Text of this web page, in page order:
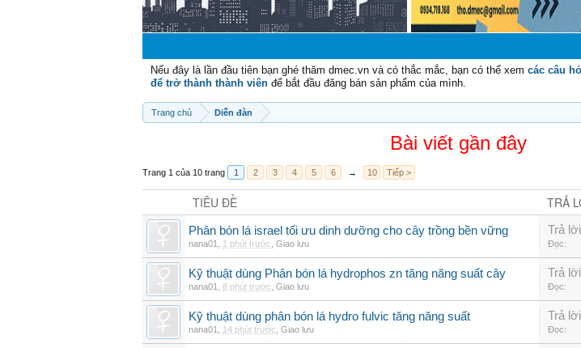
Chào
Nếu đây là lần đầu tiên bạn ghé thăm dmec.vn và có thắc mắc, bạn có thể xem các câu
để trở thành thành viên để bắt đầu đăng bán sản phẩm của mình.
Trang chủ Diễn đàn
Bài viết gần đây
Trang 1 của 10 trang 1 2 3 4 5 6 → 10 Tiếp >
TIÊU ĐỀ TRẢ
Phân bón lá israel tối ưu dinh dưỡng cho cây trồng bền vững
nana01 1 phút trước Giao lưu
Trả
Đọc:
Kỹ thuật dùng Phân bón lá hydrophos zn tăng năng suất cây
nana01 8 phút trước Giao lưu
Trả
Đọc:
Kỹ thuật dùng phân bón lá hydro fulvic tăng năng suất
nana01 14 phút trước Giao lưu
Trả
Đọc: